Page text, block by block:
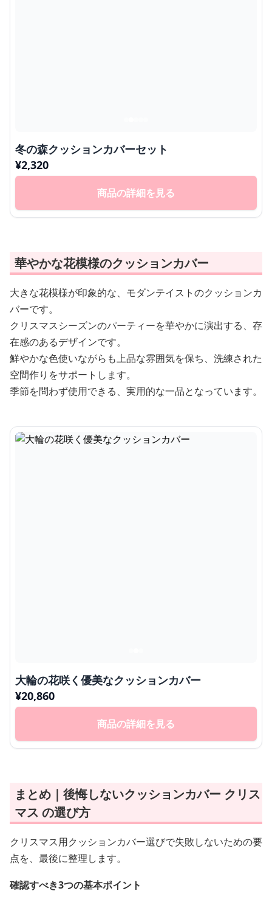
冬の森クッションカバーセット
¥2,320
商品の詳細を見る
華やかな花模様のクッションカバー
大きな花模様が印象的な、モダンテイストのクッションカ
バーです。
クリスマスシーズンのパーティーを華やかに演出する、存
在感のあるデザインです。
鮮やかな色使いながらも上品な雰囲気を保ち、洗練された
空間作りをサポートします。
季節を問わず使用できる、実用的な一品となっています。
大輪の花咲く優美なクッションカバー
¥20,860
商品の詳細を見る
まとめ｜後悔しないクッションカバー クリス
マス の選び方
クリスマス用クッションカバー選びで失敗しないための要
点を、最後に整理します。
確認すべき3つの基本ポイント